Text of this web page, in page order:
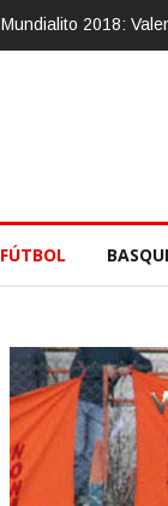
Mundialito 2018:
FÚTBOL